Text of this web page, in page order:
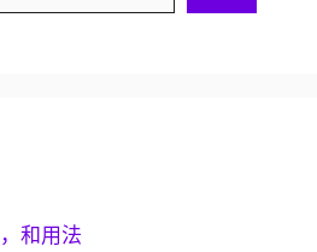
和用法